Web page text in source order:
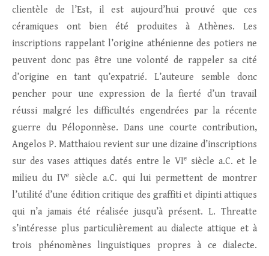
clientèle de l’Est, il est aujourd’hui prouvé que ces
céramiques ont bien été produites à Athènes. Les
inscriptions rappelant l’origine athénienne des potiers ne
peuvent donc pas être une volonté de rappeler sa cité
d’origine en tant qu’expatrié. L’auteure semble donc
pencher pour une expression de la fierté d’un travail
réussi malgré les difficultés engendrées par la récente
guerre du Péloponnèse. Dans une courte contribution,
Angelos P. Matthaiou revient sur une dizaine d’inscriptions
sur des vases attiques datés entre le VIe
siècle a.C. et le
milieu du IVe
siècle a.C. qui lui permettent de montrer
l’utilité d’une édition critique des graffiti et dipinti attiques
qui n’a jamais été réalisée jusqu’à présent. L. Threatte
s’intéresse plus particulièrement au dialecte attique et à
trois phénomènes linguistiques propres à ce dialecte.